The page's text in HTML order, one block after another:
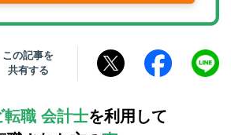
この記事を
共有する
転職 会計士を利用して